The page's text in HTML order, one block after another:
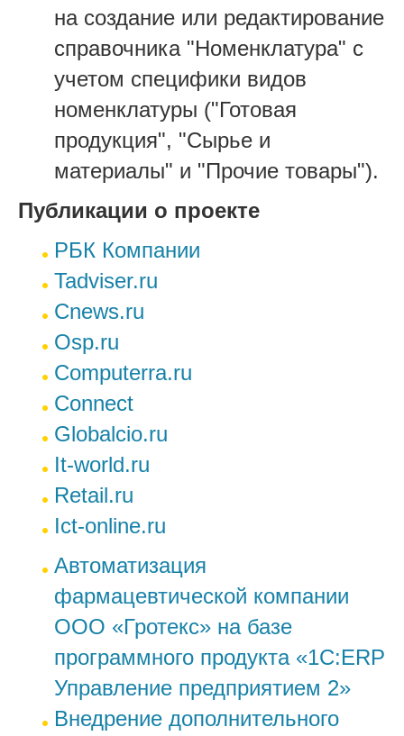
на создание или редактирование
справочника "Номенклатура" с
учетом специфики видов
номенклатуры ("Готовая
продукция", "Сырье и
материалы" и "Прочие товары").
Публикации о проекте
РБК Компании
Tadviser.ru
Cnews.ru
Osp.ru
Computerra.ru
Connect
Globalcio.ru
It-world.ru
Retail.ru
Ict-online.ru
Автоматизация
фармацевтической компании
ООО «Гротекс» на базе
программного продукта «1С:ERP
Управление предприятием 2»
Внедрение дополнительного